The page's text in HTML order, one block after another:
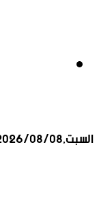
السبت,2026/08/08